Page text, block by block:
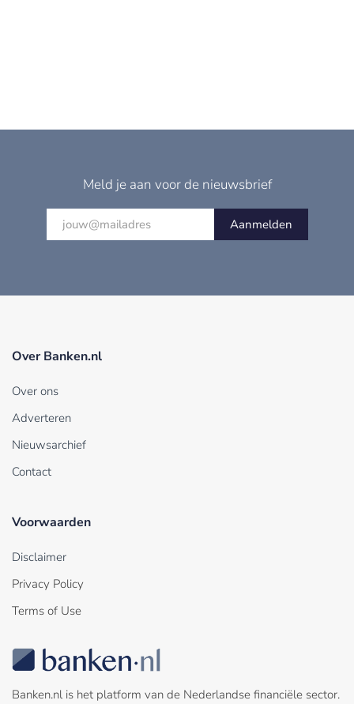
Meld je aan voor de nieuwsbrief
Aanmelden
Over Banken.nl
Over ons
Adverteren
Nieuwsarchief
Contact
Voorwaarden
Disclaimer
Privacy Policy
Terms of Use
Banken.nl is het platform van de Nederlandse financiële sector.